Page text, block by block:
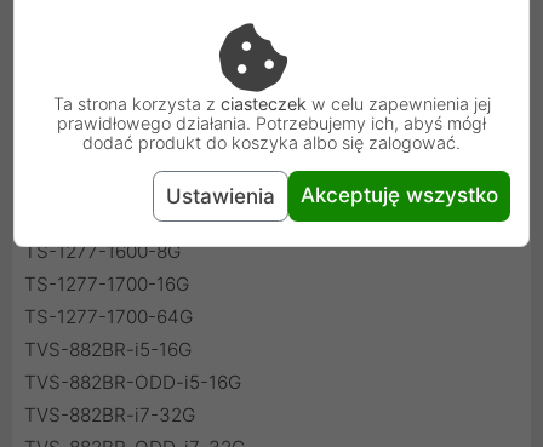
TVS-1282-i5-16G-450W
TVS-1282-i7-32G
TVS-1282-i7-32G-450W
TVS-1282-i7-64G
TVS-1282-i7-64G-450W
TS-1277-1600-8G
TS-1277-1700-16G
TS-1277-1700-64G
TVS-882BR-i5-16G
TVS-882BR-ODD-i5-16G
TVS-882BR-i7-32G
Ta strona korzysta z ciasteczek w celu zapewnienia jej
prawidłowego działania. Potrzebujemy ich, abyś mógł
dodać produkt do koszyka albo się zalogować.
Ustawienia Akceptuję wszystko